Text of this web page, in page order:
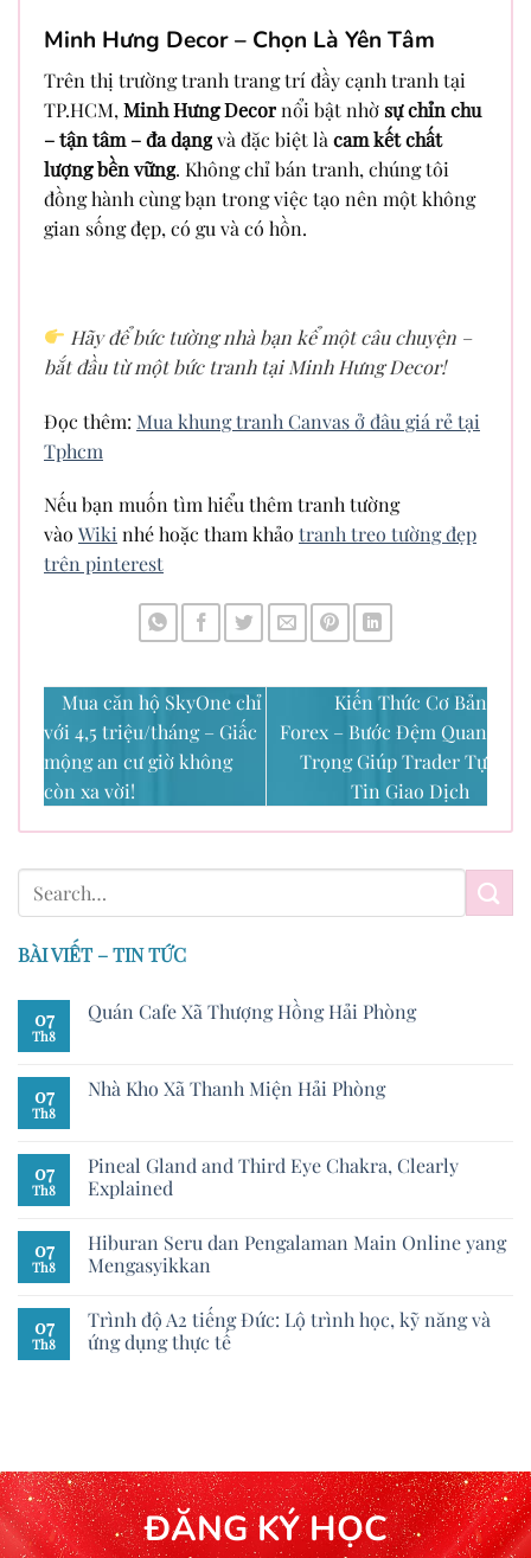
Minh Hưng Decor – Chọn Là Yên Tâm
Trên thị trường tranh trang trí đầy cạnh tranh tại
TP.HCM,Minh Hưng Decornổi bật nhờsự chỉn chu
– tận tâm – đa dạngvà đặc biệt làcam kết chất
lượng bền vững. Không chỉ bán tranh, chúng tôi
đồng hành cùng bạn trong việc tạo nên một không
gian sống đẹp, có gu và có hồn.
Hãy để bức tường nhà bạn kể một câu chuyện –
bắt đầu từ một bức tranh tại Minh Hưng Decor!
Đọc thêm: Mua khung tranh Canvas ở đâu giá rẻ tại
Tphcm
Nếu bạn muốn tìm hiểu thêm tranh tường
vào Wikinhé hoặc tham khảo tranh treo tường đẹp
trên pinterest
Mua căn hộ SkyOne chỉ
với 4,5 triệu/tháng – Giấc
mộng an cư giờ không
còn xa vời!
Kiến Thức Cơ Bản
Forex – Bước Đệm Quan
Trọng Giúp Trader Tự
Tin Giao Dịch
BÀI VIẾT – TIN TỨC
07
Th8
Quán Cafe Xã Thượng Hồng Hải Phòng
07
Th8
Nhà Kho Xã Thanh Miện Hải Phòng
07
Th8
Pineal Gland and Third Eye Chakra, Clearly
Explained
07
Th8
Hiburan Seru dan Pengalaman Main Online yang
Mengasyikkan
07
Th8
Trình độ A2 tiếng Đức: Lộ trình học, kỹ năng và
ứng dụng thực tế
ĐĂNG KÝ HỌC